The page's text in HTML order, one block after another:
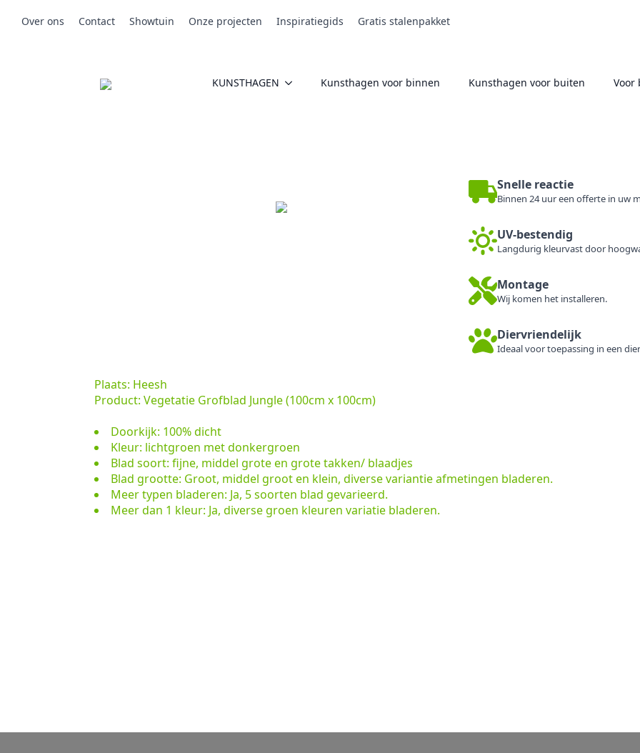
Over ons Contact Showtuin Onze projecten Inspiratiegids Gratis stalenpakket
KUNSTHAGEN Kunsthagen voor binnen Kunsthagen voor buiten Voor
Snelle reactie
Binnen 24 uur een offerte in uw
UV-bestendig
Langdurig kleurvast door
Montage
Wij komen het installeren.
Diervriendelijk
Ideaal voor toepassing in een
Plaats: Heesh
Product: Vegetatie Grofblad Jungle (100cm x 100cm)
Doorkijk: 100% dicht
Kleur: lichtgroen met donkergroen
Blad soort: fijne, middel grote en grote takken/ blaadjes
Blad grootte: Groot, middel groot en klein, diverse variantie afmetingen bladeren.
Meer typen bladeren: Ja, 5 soorten blad gevarieerd.
Meer dan 1 kleur: Ja, diverse groen kleuren variatie bladeren.